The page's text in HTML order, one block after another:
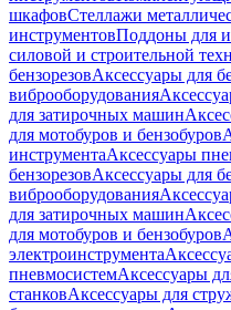
шкафовСтеллажи
инструментовПоддоны для
силовой и строительной
бензорезовАксессуары для
виброоборудования
для затирочных машин
для мотобуров и бензобуров
инструментаАксессуары
бензорезовАксессуары для
виброоборудования
для затирочных машин
для мотобуров и бензобуров
электроинструмента
пневмосистемАксессуары
станковАксессуары для